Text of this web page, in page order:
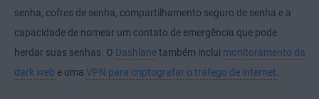
senha, cofres de senha, compartilhamento seguro de senha e a
capacidade de nomear um contato de emergência que pode
herdar suas senhas. O Dashlanetambém inclui monitoramento da
dark web e uma VPN para criptografar o tráfego de internet.